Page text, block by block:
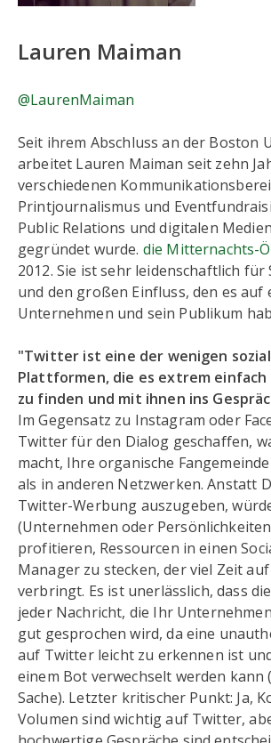
Lauren Maiman
@LaurenMaiman
Seit ihrem Abschluss an der Boston
arbeitet Lauren Maiman seit zehn
verschiedenen
Printjournalismus und
Public Relations und digitalen
gegründet wurde. die Mitternachts-
2012. Sie ist sehr leidenschaftlich für
und den großen Einfluss, den es auf
Unternehmen und sein Publikum
"Twitter ist eine der wenigen
Plattformen, die es extrem einfach
zu finden und mit ihnen ins
Im Gegensatz zu Instagram oder
Twitter für den Dialog geschaffen,
macht, Ihre organische
als in anderen Netzwerken. Anstatt
Twitter-Werbung auszugeben,
(Unternehmen oder
profitieren, Ressourcen in einen
Manager zu stecken, der viel Zeit
verbringt. Es ist unerlässlich, dass
jeder Nachricht, die Ihr
gut gesprochen wird, da eine
auf Twitter leicht zu erkennen ist
einem Bot verwechselt werden kann
Sache). Letzter kritischer Punkt: Ja,
Volumen sind wichtig auf Twitter,